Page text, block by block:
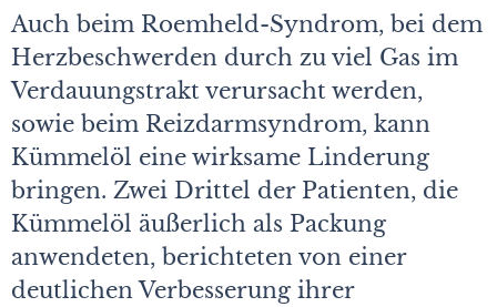
Auch beim Roemheld-Syndrom, bei dem
Herzbeschwerden durch zu viel Gas im
Verdauungstrakt verursacht werden,
sowie beim Reizdarmsyndrom, kann
Kümmelöl eine wirksame Linderung
bringen. Zwei Drittel der Patienten, die
Kümmelöl äußerlich als Packung
anwendeten, berichteten von einer
deutlichen Verbesserung ihrer